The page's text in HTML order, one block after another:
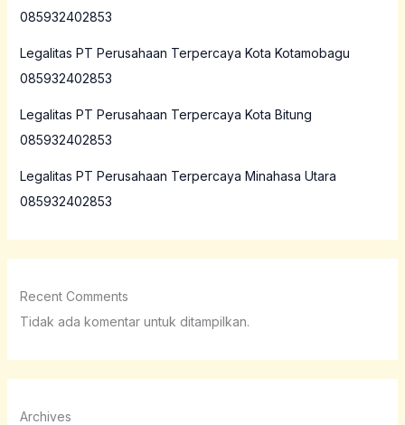
085932402853
Legalitas PT Perusahaan Terpercaya Kota Kotamobagu
085932402853
Legalitas PT Perusahaan Terpercaya Kota Bitung
085932402853
Legalitas PT Perusahaan Terpercaya Minahasa Utara
085932402853
Recent Comments
Tidak ada komentar untuk ditampilkan.
Archives